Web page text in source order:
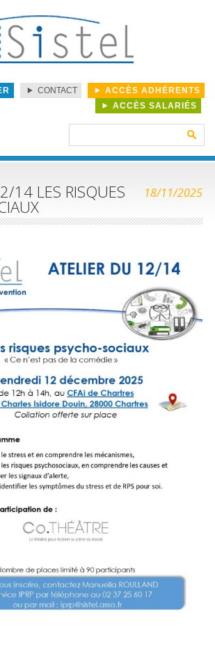
CONTACT
ACCÈS ADHÉRENTS
ACCÈS SALARIÉS
18/11/2025
14 LES RISQUES